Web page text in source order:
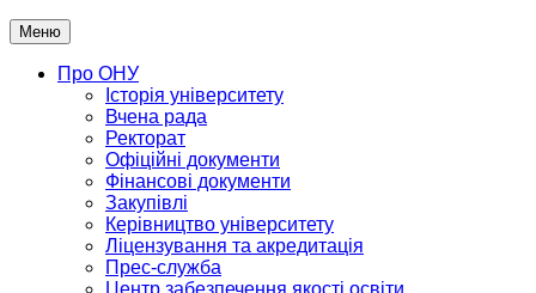
Меню
Про ОНУ
Історія університету
Вчена рада
Ректорат
Офіційні документи
Фінансові документи
Закупівлі
Керівництво університету
Ліцензування та акредитація
Прес-служба
Центр забезпечення якості освіти